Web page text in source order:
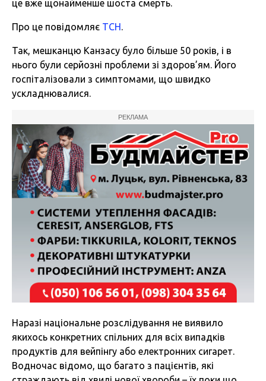
це вже щонайменше шоста смерть.
Про це повідомляє ТСН .
Так, мешканцю Канзасу було більше 50 років, і в
нього були серйозні проблеми зі здоров’ям. Його
госпіталізовали з симптомами, що швидко
ускладнювалися.
РЕКЛАМА
Наразі національне розслідування не виявило
якихось конкретних спільних для всіх випадків
продуктів для вейпінгу або електронних сигарет.
Водночас відомо, що багато з пацієнтів, які